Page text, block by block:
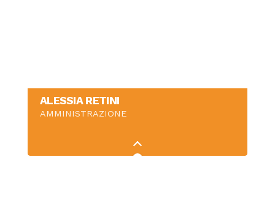
ALESSIA RETINI
AMMINISTRAZIONE